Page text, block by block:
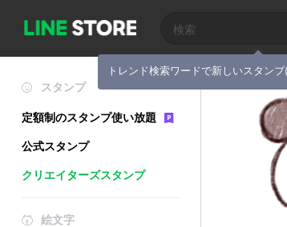
トレンド検索ワードで新しいスタンプ
スタンプ
定額制のスタンプ使い放題
公式スタンプ
クリエイターズスタンプ
絵文字